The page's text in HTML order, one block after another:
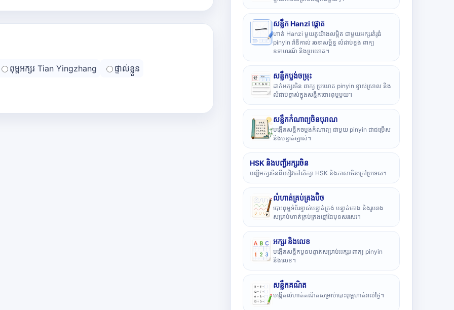
ពុម្ពអក្សរ Tian Yingzhang ផ្ទាល់ខ្លួន
សន្លឹក Hanzi ផ្តោត
ហាត់ Hanzi មួយតួយ៉ាងលម្អិត ជាមួយអក្សរគំរូធំ
pinyin រ៉ាឌីកាល់ រចនាសម្ព័ន្ធ លំដាប់ខ្ទង់ ពាក្យ
ឧទាហរណ៍ និងប្រយោគ។
សន្លឹកប្លង់ចម្រុះ
ដាក់អក្សរចិន ពាក្យ ប្រយោគ pinyin ខ្ទាស់ស្រាល និង
លំដាប់ខ្ទាស់ក្នុងសន្លឹកបោះពុម្ពមួយ។
សន្លឹកកំណាព្យចិនបុរាណ
បង្កើតសន្លឹកចម្លងកំណាព្យ ជាមួយ pinyin ជាជម្រើស
និងបន្ទាត់ច្បាស់។
HSK និងបញ្ជីអក្សរចិន
បញ្ជីអក្សរចិនពីសៀវភៅសិក្សា HSK និងភាសាចិនក្រៅប្រទេស។
លំហាត់គ្រប់គ្រងប៊ិច
បោះពុម្ពទំព័រខ្ទាស់បន្ទាត់ត្រង់ បន្ទាត់កោង និងរូបរាង
សម្រាប់ហាត់គ្រប់គ្រងខ្មៅដៃមុនសរសេរ។
អក្សរ និងលេខ
បង្កើតសន្លឹកបួនបន្ទាត់សម្រាប់អក្សរ ពាក្យ pinyin
និងលេខ។
សន្លឹកគណិត
បង្កើតលំហាត់គណិតសម្រាប់បោះពុម្ពហាត់រាល់ថ្ងៃ។